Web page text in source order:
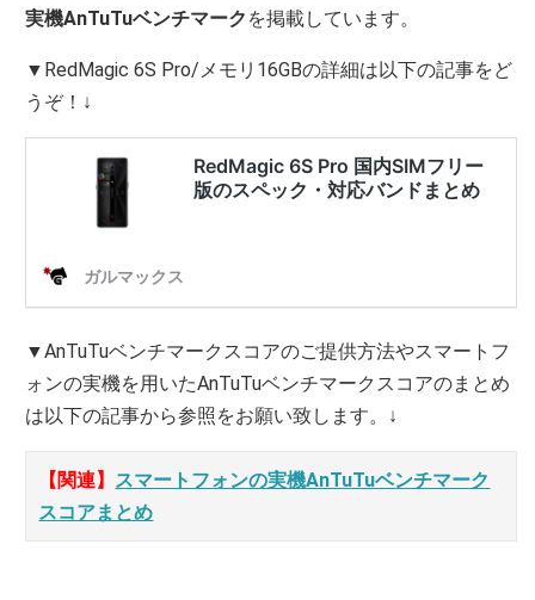
実機AnTuTuベンチマーク を掲載しています。
▼RedMagic 6S Pro/メモリ16GBの詳細は以下の記事をど
うぞ！↓
▼AnTuTuベンチマークスコアのご提供方法やスマートフ
ォンの実機を用いたAnTuTuベンチマークスコアのまとめ
は以下の記事から参照をお願い致します。↓
【関連】 スマートフォンの実機AnTuTuベンチマーク
スコアまとめ